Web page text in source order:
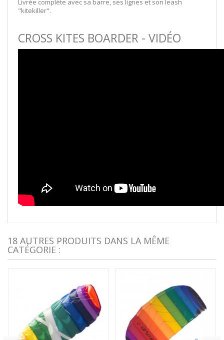
Livrée complète avec sa barre, ses lignes et son leash
"kitekiller".
CROSS KITES BOARDER - VIDÉO
18 AUTRES PRODUITS DANS LA MÊME
CATÉGORIE :